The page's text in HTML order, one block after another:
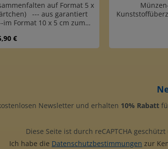
auf Format 5 x
--- aus garantiert
Format 10 x 5 cm zum
kommt eine Münze bis ca.
die andere Tasche ein
Preis:
€
Newsletter und erhalten 10% Rabatt
Diese Seite ist durch reCAPTCHA
Ich habe die Datenschutzbestimmungen zur